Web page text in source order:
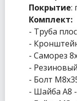
Покрытие:
Комплект:
- Труба
-
- Саморез
-
- Болт
- Шайба А8